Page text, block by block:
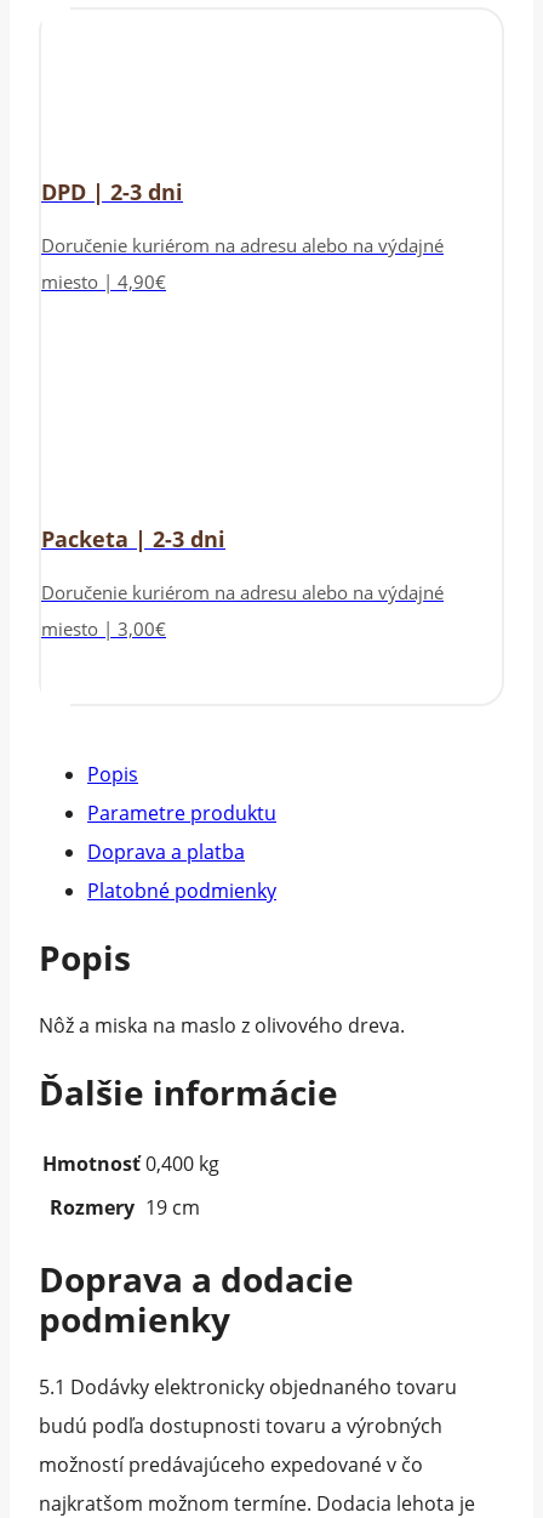
DPD | 2-3 dni
Doručenie kuriérom na adresu alebo na výdajné
miesto | 4,90€
Packeta | 2-3 dni
Doručenie kuriérom na adresu alebo na výdajné
miesto | 3,00€
Popis
Parametre produktu
Doprava a platba
Platobné podmienky
Popis
Nôž a miska na maslo z olivového dreva.
Ďalšie informácie
Hmotnosť0,400 kg
Rozmery 19 cm
Doprava a dodacie
podmienky
5.1 Dodávky elektronicky objednaného tovaru
budú podľa dostupnosti tovaru a výrobných
možností predávajúceho expedované v čo
najkratšom možnom termíne. Dodacia lehota je